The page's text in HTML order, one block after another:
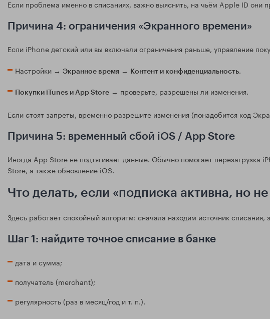
Если проблема именно в списаниях, важно выяснить, на чьём Apple ID они
Причина 4: ограничения «Экранного времени»
Если iPhone детский или вы включали ограничения раньше, управление
Настройки → Экранное время → Контент и конфиденциальность.
Покупки iTunes и App Store → проверьте, разрешены ли изменения.
Если стоят запреты, временно разрешите изменения (понадобится код
Причина 5: временный сбой iOS / App Store
Иногда App Store не подтягивает данные. Обычно помогает перезагрузка
Store, а также обновление iOS.
Что делать, если «подписка активна, но
Здесь работает спокойный алгоритм: сначала находим источник списания,
Шаг 1: найдите точное списание в банке
дата и сумма;
получатель (merchant);
регулярность (раз в месяц/год и т. п.).